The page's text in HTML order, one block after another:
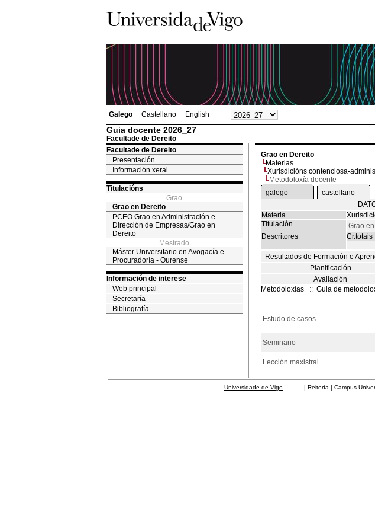
Galego Castellano English
Guia docente 2026_27
Facultade de Dereito
Facultade de Dereito
Presentación
Información xeral
Titulacións
Grao
Grao en Dereito
PCEO Grao en Administración e
Dirección de Empresas/Grao en
Dereito
Mestrado
Máster Universitario en Avogacía e
Procuradoría - Ourense
Información de interese
Web principal
Secretaría
Bibliografía
Grao en Dereito
Materias
Xurisdicións contenciosa-
Metodoloxía docente
galego
castellano
Materia
Titulación
Grao
Descritores
Cr.totais
Resultados de Formación e
Planificación
Avaliación
Metodoloxías
:: Guia de
Estudo de casos
Seminario
Lección maxistral
Universidade de Vigo | Reitoría | Campus